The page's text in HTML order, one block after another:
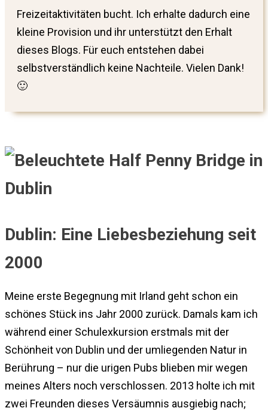
Freizeitaktivitäten bucht. Ich erhalte dadurch eine
kleine Provision und ihr unterstützt den Erhalt
dieses Blogs. Für euch entstehen dabei
selbstverständlich keine Nachteile. Vielen Dank!
🙂
Dublin: Eine Liebesbeziehung seit
2000
Meine erste Begegnung mit Irland geht schon ein
schönes Stück ins Jahr 2000 zurück. Damals kam ich
während einer Schulexkursion erstmals mit der
Schönheit von Dublin und der umliegenden Natur in
Berührung – nur die urigen Pubs blieben mir wegen
meines Alters noch verschlossen. 2013 holte ich mit
zwei Freunden dieses Versäumnis ausgiebig nach;